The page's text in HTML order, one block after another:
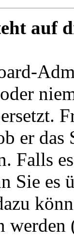
auf
er das
Falls
Sie es